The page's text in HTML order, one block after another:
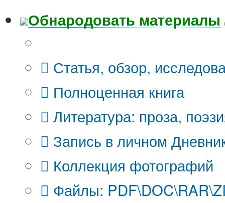
Обнародовать материалы
Статья, обзор,
Полноценная книга
Литература: проза,
Запись в личном
Коллекция фотографий
Файлы: